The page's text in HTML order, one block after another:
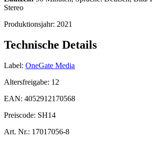
Stereo
Produktionsjahr: 2021
Technische Details
Label: OneGate Media
Altersfreigabe: 12
EAN: 4052912170568
Preiscode: SH14
Art. Nr.: 17017056-8